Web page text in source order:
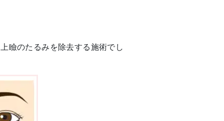
瞼のたるみを除去する施術でし